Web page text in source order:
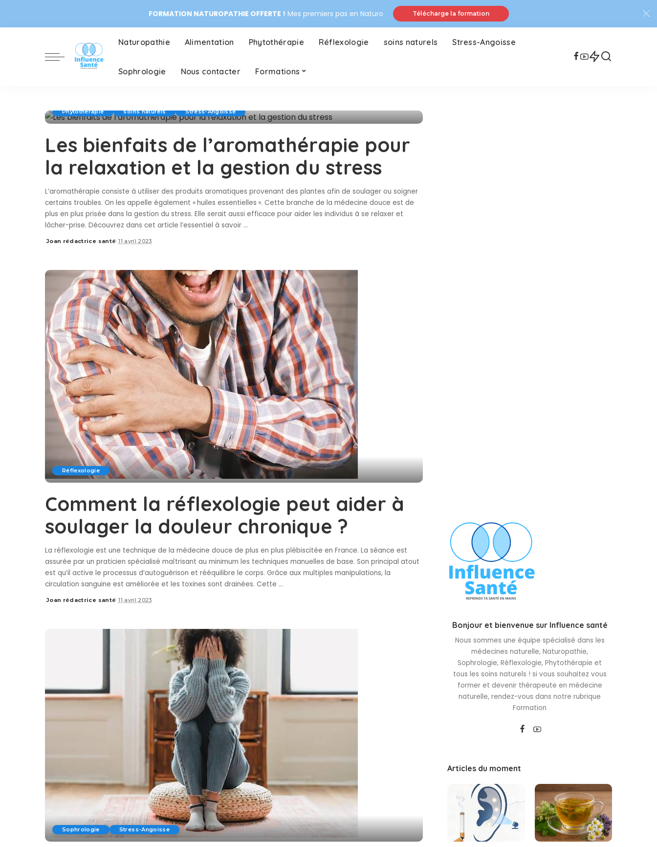
FORMATION NATUROPATHIE OFFERTE ! Mes premiers pas en Naturo Télécharge la formation
Naturopathie Alimentation Phytothérapie Réflexologie soins naturels Stress-Angoisse
Sophrologie Nous contacter Formations
Phytothérapie soins naturels Stress-Angoisse
Les bienfaits de l’aromathérapie pour
la relaxation et la gestion du stress
L’aromathérapie consiste à utiliser des produits aromatiques provenant des plantes afin de soulager ou soigner
certains troubles. On les appelle également « huiles essentielles ». Cette branche de la médecine douce est de
plus en plus prisée dans la gestion du stress. Elle serait aussi efficace pour aider les individus à se relaxer et
lâcher-prise. Découvrez dans cet article l’essentiel à savoir ...
Posted
Joan rédactrice santé 11 avril 2023
Réflexologie
Comment la réflexologie peut aider à
soulager la douleur chronique ?
La réflexologie est une technique de la médecine douce de plus en plus plébiscitée en France. La séance est
assurée par un praticien spécialisé maîtrisant au minimum les techniques manuelles de base. Son principal atout
est qu’il active le processus d’autoguérison et rééquilibre le corps. Grâce aux multiples manipulations, la
circulation sanguine est améliorée et les toxines sont drainées. Cette ...
Posted
Joan rédactrice santé 11 avril 2023
Sophrologie Stress-Angoisse
Bonjour et bienvenue sur Influence santé
Nous sommes une équipe spécialisé dans les
médecines naturelle, Naturopathie,
Sophrologie, Réflexologie, Phytothérapie et
tous les soins naturels ! si vous souhaitez vous
former et devenir thérapeute en médecine
naturelle, rendez-vous dans notre rubrique
Formation
Articles du moment